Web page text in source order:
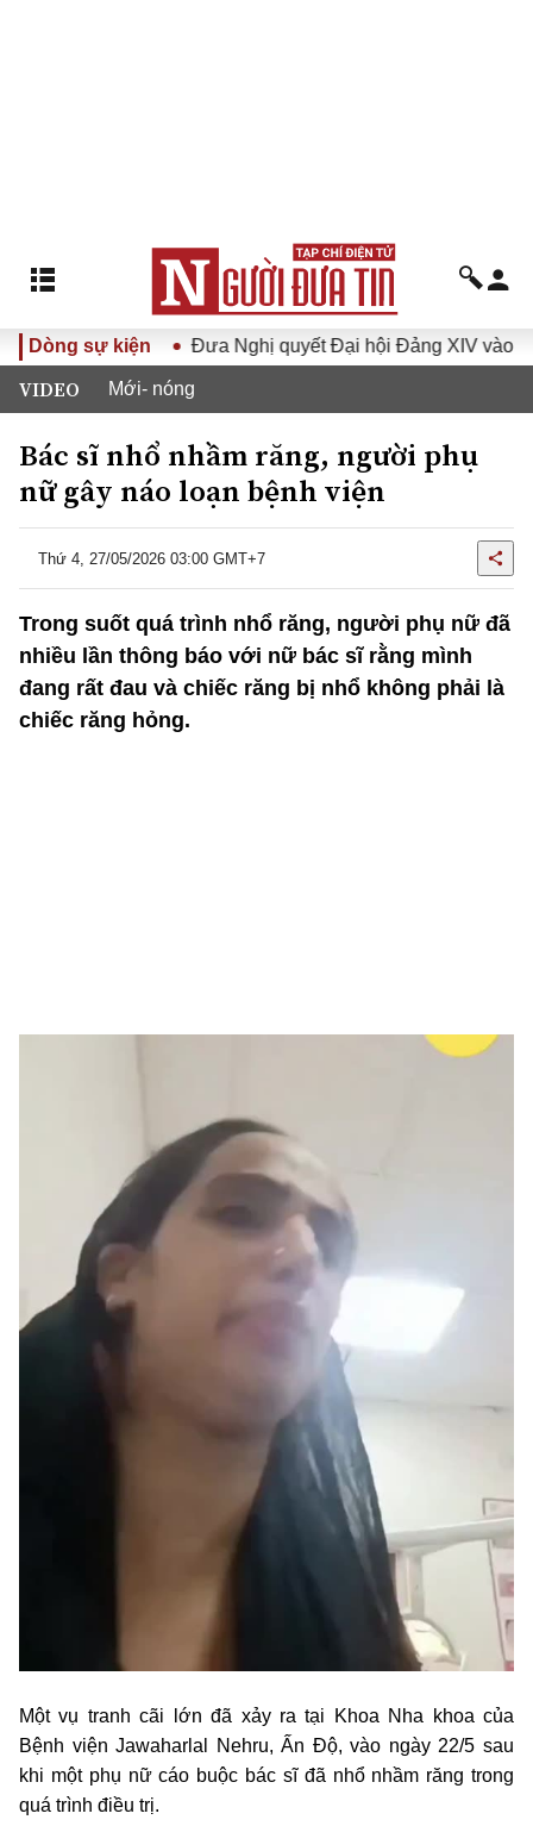
Dòng sự kiện
khóa XVI Đưa Nghị quyết Đại hội Đảng XIV vào cuộc
VIDEO Mới- nóng
Bác sĩ nhổ nhầm răng, người phụ
nữ gây náo loạn bệnh viện
Thứ 4, 27/05/2026 03:00 GMT+7
Trong suốt quá trình nhổ răng, người phụ nữ đã
nhiều lần thông báo với nữ bác sĩ rằng mình
đang rất đau và chiếc răng bị nhổ không phải là
chiếc răng hỏng.
Một vụ tranh cãi lớn đã xảy ra tại Khoa Nha khoa của
Bệnh viện Jawaharlal Nehru, Ấn Độ, vào ngày 22/5 sau
khi một phụ nữ cáo buộc bác sĩ đã nhổ nhầm răng trong
quá trình điều trị.